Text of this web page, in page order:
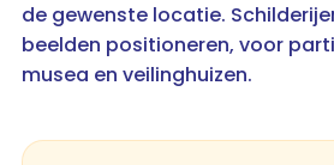
de gewenste locatie.
beelden positioneren, voor
musea en veilinghuizen.